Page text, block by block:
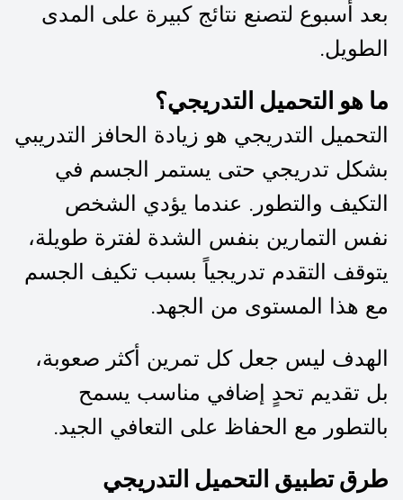
بعد أسبوع لتصنع نتائج كبيرة على المدى
الطويل.
ما هو التحميل التدريجي؟
التحميل التدريجي هو زيادة الحافز التدريبي
بشكل تدريجي حتى يستمر الجسم في
التكيف والتطور. عندما يؤدي الشخص
نفس التمارين بنفس الشدة لفترة طويلة،
يتوقف التقدم تدريجياً بسبب تكيف الجسم
مع هذا المستوى من الجهد.
الهدف ليس جعل كل تمرين أكثر صعوبة،
بل تقديم تحدٍ إضافي مناسب يسمح
بالتطور مع الحفاظ على التعافي الجيد.
طرق تطبيق التحميل التدريجي